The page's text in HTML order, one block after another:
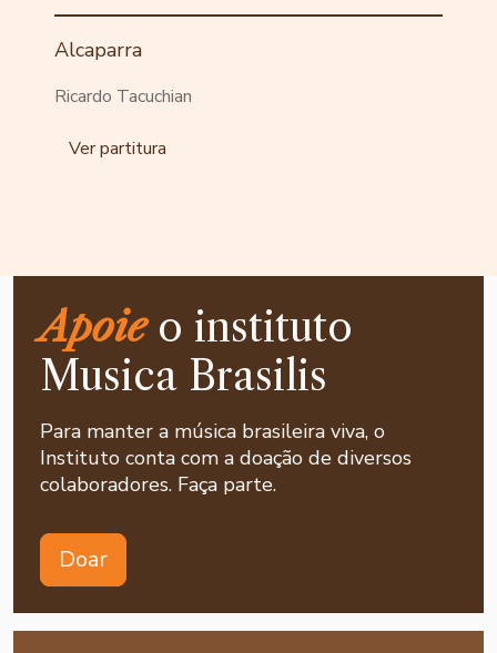
Alcaparra
Ricardo Tacuchian
Ver partitura
Apoieo instituto
Musica Brasilis
Para manter a música brasileira viva, o
Instituto conta com a doação de diversos
colaboradores. Faça parte.
Doar